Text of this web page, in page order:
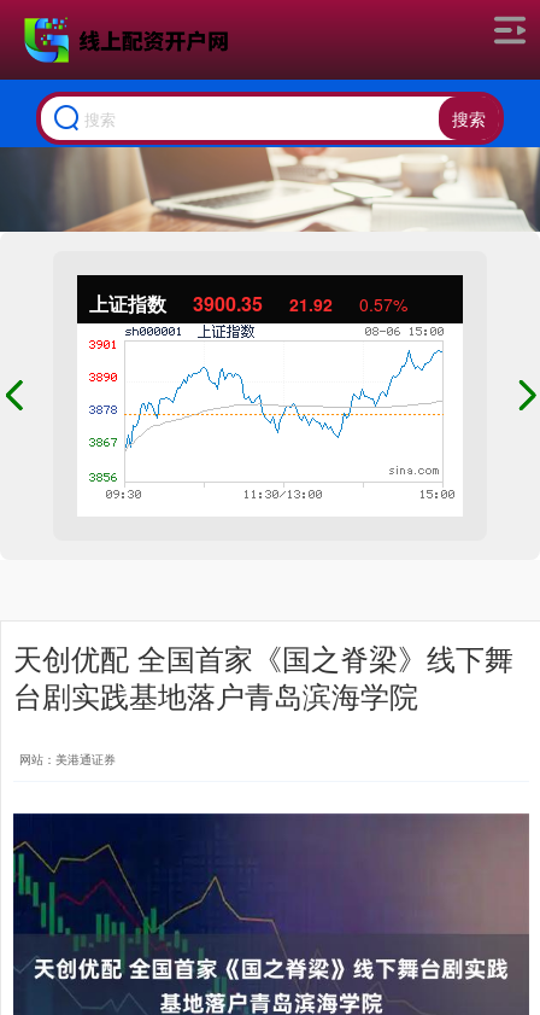
搜索
上证指数 3900.35 21.92 0.57%
天创优配 全国首家《国之脊梁》线下舞
台剧实践基地落户青岛滨海学院
网站：美港通证券